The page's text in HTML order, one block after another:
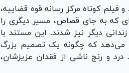
کوتاه مرکز رسانه قوه قضاییه،
که به جای قصاص، مسیر دیگری را
برگزیدند و نه تنها قاتل عزیزشان را بخشیدند، بلکه موجب آزادی ۴۵ زندانی دیگر نیز شدند. این مستند با
می‌دهد که چگونه یک تصمیم بزرگ
درد و رنج ناشی از فقدان عزیزشان،